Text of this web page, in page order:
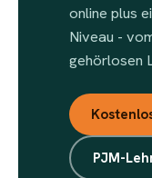
online plus
Niveau -
gehörlosen
PJM-